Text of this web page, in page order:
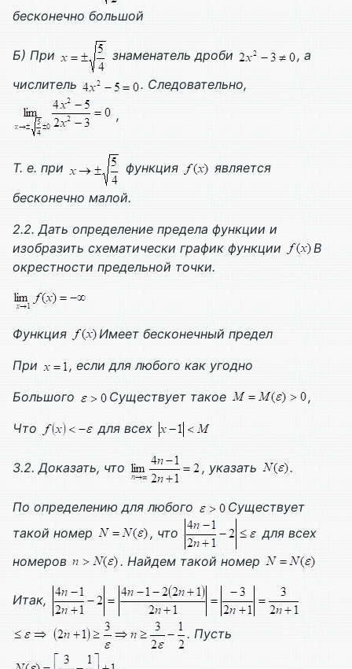
бесконечно большой
Б) При знаменатель дроби
, а
числитель
. Следовательно,
,
Т. е. при функция
является
бесконечно малой.
2.2. Дать определение предела функции и
изобразить схематически график функции
В
окрестности предельной точки.
Функция Имеет бесконечный предел
При
, если для любого как угодно
Большого
Существует такое ,
Что для всех
3.2. Доказать, что , указать .
По определению для любого
Существует
такой номер
, что
для всех
номеров
. Найдем такой номер
Итак,
. Пусть